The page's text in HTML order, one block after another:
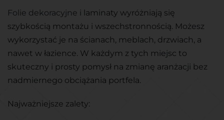
Folie dekoracyjne i laminaty wyróżniają się
szybkością montażu i wszechstronnością. Możesz
wykorzystać je na ścianach, meblach, drzwiach, a
nawet w łazience. W każdym z tych miejsc to
skuteczny i prosty pomysł na zmianę aranżacji bez
nadmiernego obciążania portfela.
Najważniejsze zalety: